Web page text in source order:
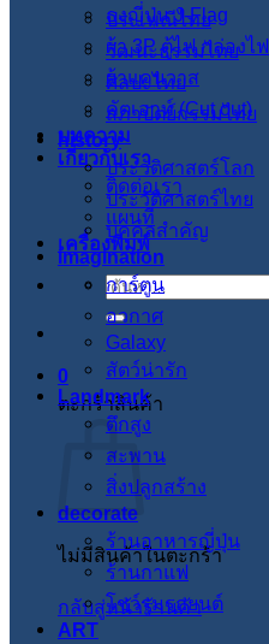
ธงญี่ปุ่น J-Flag
ผ้า 3P ตู้ไฟ กล่องไฟ
ผ้าแคนวาส
คัตเอาท์ (Cut out)
บทความ
เกี่ยวกับเรา
ติดต่อเรา
แผนที่
เครื่องพิมพ์
ค้นหา:
0
ตะกร้าสินค้า
ไม่มีสินค้าในตะกร้า
กลับสู่หน้าร้านค้า
ประเพณีไทย
วัฒนะธรรมไทย
ศิลปะไทย
สภาปัตย์กรรมไทย
history
ประวัติศาสตร์โลก
ประวัติศาสตร์ไทย
บุคคลสำคัญ
imagination
การ์ตูน
อวกาศ
Galaxy
สัตว์น่ารัก
Landmark
ตึกสูง
สะพาน
สิ่งปลูกสร้าง
decorate
ร้านอาหารญี่ปุ่น
ร้านกาแฟ
โชว์รูมรถยนต์
ART